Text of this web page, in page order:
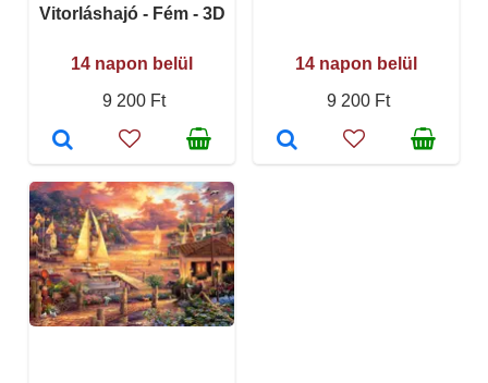
Vitorláshajó - Fém - 3D
14 napon belül
9 200 Ft
14 napon belül
9 200 Ft